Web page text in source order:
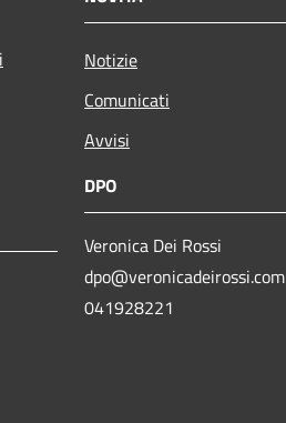
Notizie
Comunicati
Avvisi
DPO
Veronica Dei Rossi
dpo@veronicadeirossi.com
041928221